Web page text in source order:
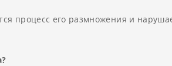
процесс его размножения и